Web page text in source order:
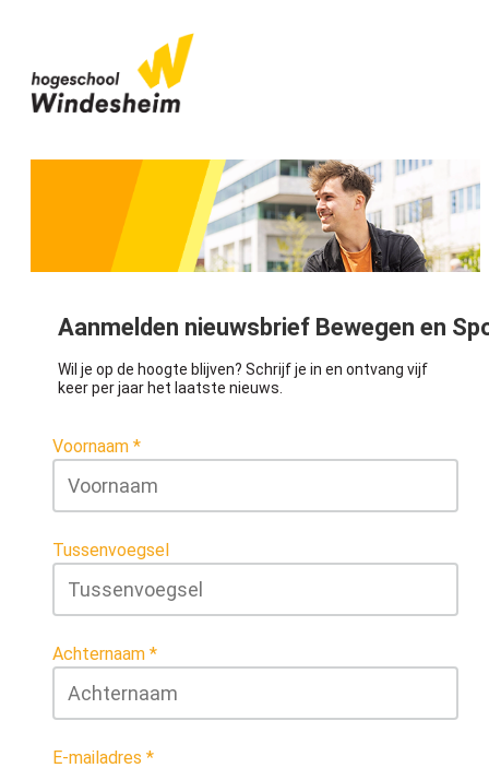
Aanmelden nieuwsbrief Bewegen en
Wil je op de hoogte blijven? Schrijf je in en ontvang vijf
keer per jaar het laatste nieuws.
Voornaam
Tussenvoegsel
Achternaam
E-mailadres